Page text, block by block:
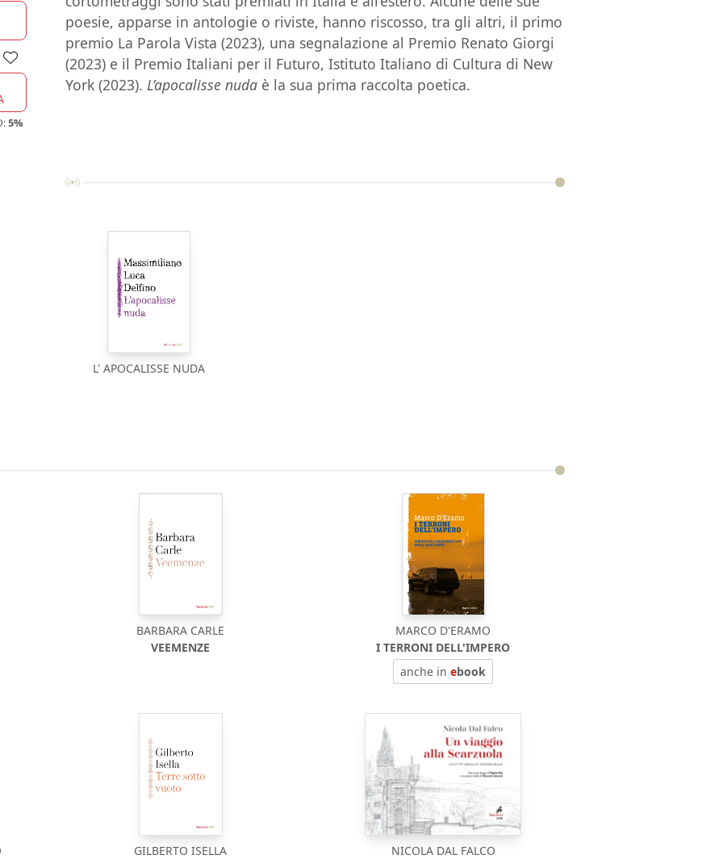
5%
poesie, apparse in antologie o riviste, hanno riscosso, tra gli altri, il primo
premio La Parola Vista (2023), una segnalazione al Premio Renato Giorgi
(2023) e il Premio Italiani per il Futuro, Istituto Italiano di Cultura di New
York (2023).L’apocalisse nuda è la sua prima raccolta poetica.
L' APOCALISSE NUDA
BARBARA CARLE
VEEMENZE
MARCO D'ERAMO
I TERRONI DELL'IMPERO
anche inebook
GILBERTO ISELLA
NICOLA DAL FALCO